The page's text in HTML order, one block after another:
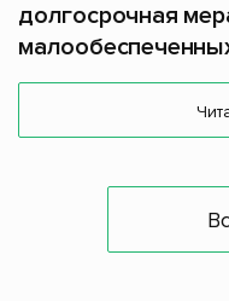
долгосрочная